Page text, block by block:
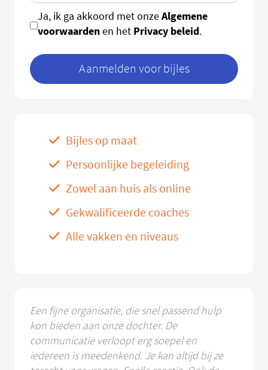
Ja, ik ga akkoord met onzeAlgemene
voorwaardenen het Privacy beleid.
Aanmelden voor bijles
Bijles op maat
Persoonlijke begeleiding
Zowel aan huis als online
Gekwalificeerde coaches
Alle vakken en niveaus
Een fijne organisatie, die snel passend hulp
kon bieden aan onze dochter. De
communicatie verloopt erg soepel en
iedereen is meedenkend. Je kan altijd bij ze